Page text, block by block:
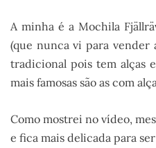
A minha é a Mochila
(que nunca vi para vender
tradicional pois tem alças
mais famosas são as com
Como mostrei no vídeo,
e fica mais delicada para